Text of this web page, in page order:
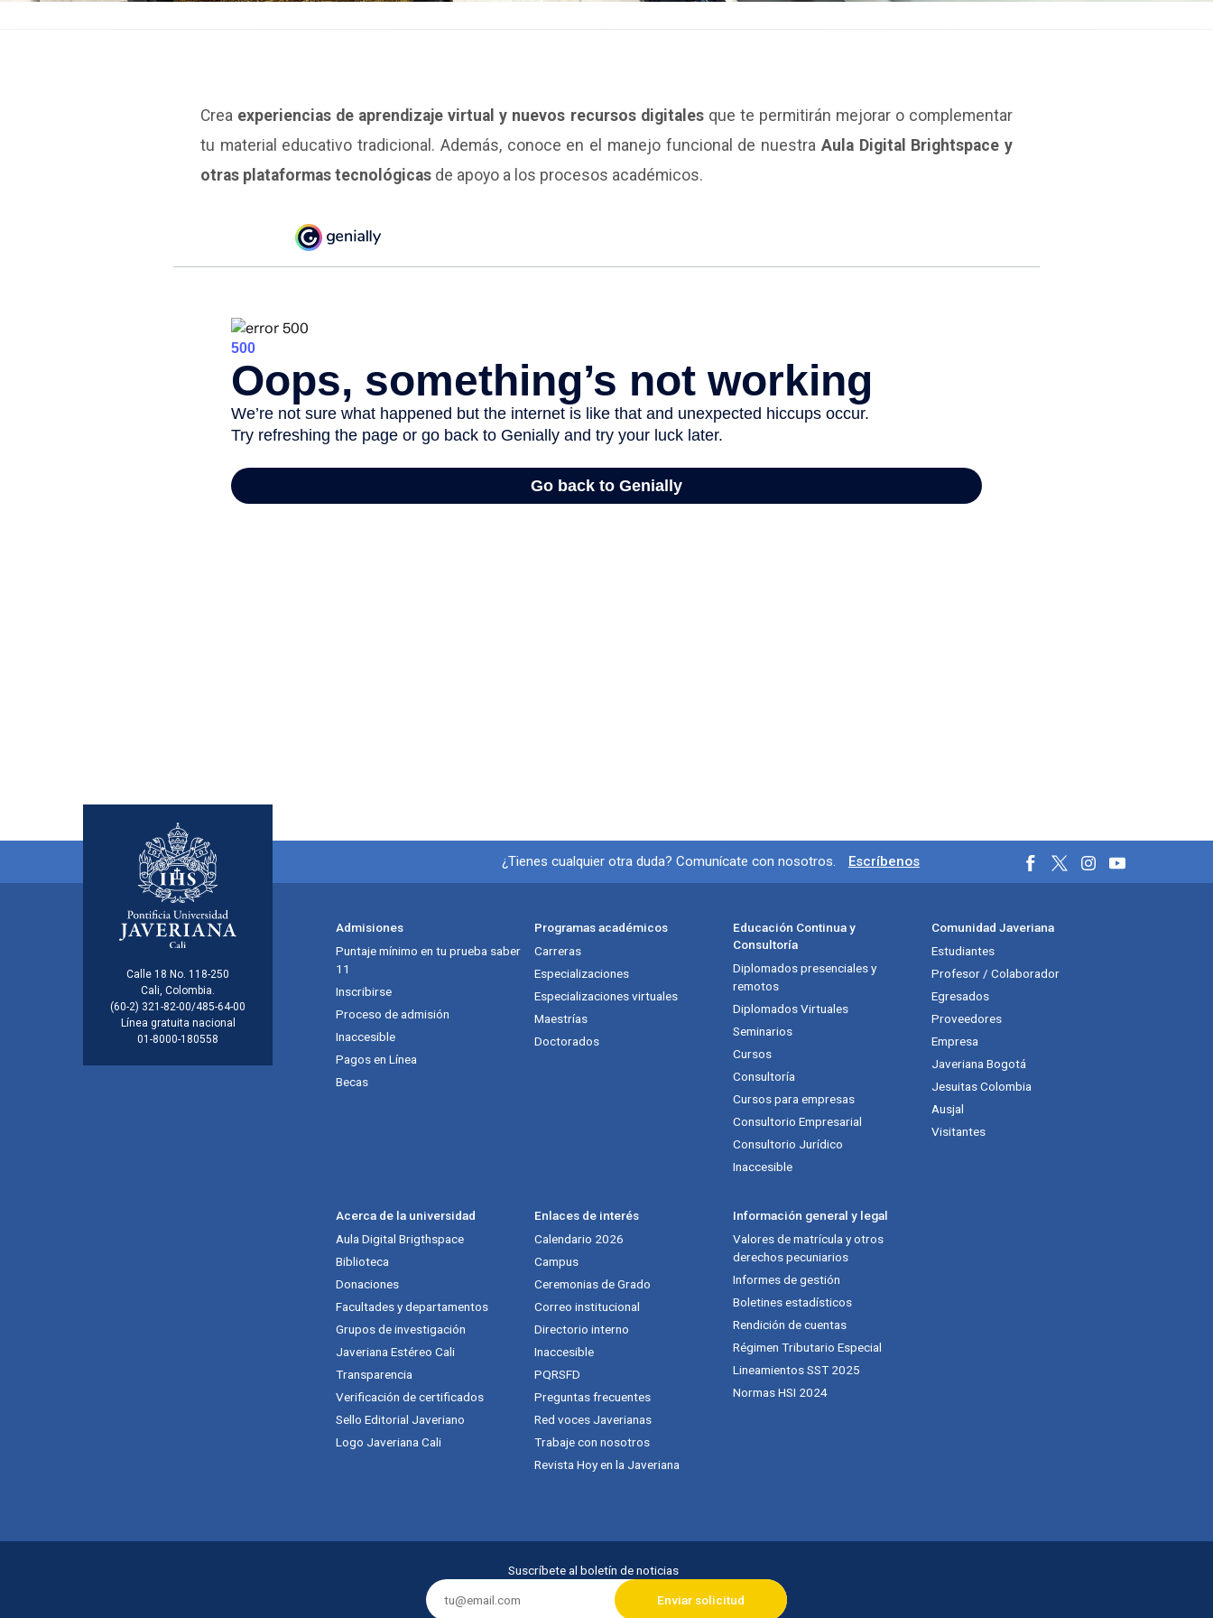
Crea experiencias de aprendizaje virtual y nuevos recursos digitalesque te permitirán mejorar o complementar
tu material educativo tradicional. Además, conoce en el manejo funcional de nuestra Aula Digital Brightspace y
otras plataformas tecnológicas de apoyo a los procesos académicos.
Información de la institución
Calle 18 No. 118-250
Cali, Colombia.
(60-2) 321-82-00/485-64-00
Línea gratuita nacional
01-8000-180558
Información y redes sociales
¿Tienes cualquier otra duda? Comunícate con nosotros. Escríbenos
Menú principal del footer
Admisiones
Puntaje mínimo en tu prueba saber
11
Inscribirse
Proceso de admisión
Inaccesible
Pagos en Línea
Becas
Programas académicos
Carreras
Especializaciones
Especializaciones virtuales
Maestrías
Doctorados
Educación Continua y
Consultoría
Diplomados presenciales y
remotos
Diplomados Virtuales
Seminarios
Cursos
Consultoría
Cursos para empresas
Consultorio Empresarial
Consultorio Jurídico
Inaccesible
Comunidad Javeriana
Estudiantes
Profesor / Colaborador
Egresados
Proveedores
Empresa
Javeriana Bogotá
Jesuitas Colombia
Ausjal
Visitantes
Acerca de la universidad
Aula Digital Brigthspace
Biblioteca
Donaciones
Facultades y departamentos
Grupos de investigación
Javeriana Estéreo Cali
Transparencia
Verificación de certificados
Sello Editorial Javeriano
Logo Javeriana Cali
Enlaces de interés
Calendario 2026
Campus
Ceremonias de Grado
Correo institucional
Directorio interno
Inaccesible
PQRSFD
Preguntas frecuentes
Red voces Javerianas
Trabaje con nosotros
Revista Hoy en la Javeriana
Información general y legal
Valores de matrícula y otros
derechos pecuniarios
Informes de gestión
Boletines estadísticos
Rendición de cuentas
Régimen Tributario Especial
Lineamientos SST 2025
Normas HSI 2024
Suscríbete al boletín de noticias